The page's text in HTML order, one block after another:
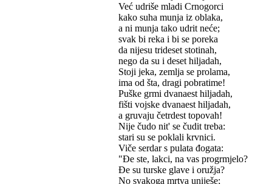
Već udriše mladi Crnogorci
kako suha munja iz oblaka,
a ni munja tako udrit neće;
svak bi reka i bi se poreka
da nijesu trideset stotinah,
nego da su i deset hiljadah,
Stoji jeka, zemlja se prolama,
ima od šta, dragi pobratime!
Puške grmi dvanaest hiljadah,
fišti vojske dvanaest hiljadah,
a gruvaju četrdest topovah!
Nije čudo nit' se čudit treba:
stari su se poklali krvnici.
Viče serdar s pulata đogata:
"Đe ste, lakci, na vas progrmjelo?
Đe su turske glave i oružja?
No svakoga mrtva uniješe;